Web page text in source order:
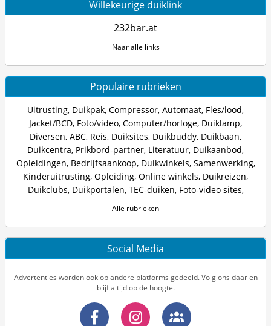
Willekeurige duiklink
232bar.at
Naar alle links
Populaire rubrieken
Uitrusting, Duikpak, Compressor, Automaat, Fles/lood,
Jacket/BCD, Foto/video, Computer/horloge, Duiklamp,
Diversen, ABC, Reis, Duiksites, Duikbuddy, Duikbaan,
Duikcentra, Prikbord-partner, Literatuur, Duikaanbod,
Opleidingen, Bedrijfsaankoop, Duikwinkels, Samenwerking,
Kinderuitrusting, Opleiding, Online winkels, Duikreizen,
Duikclubs, Duikportalen, TEC-duiken, Foto-video sites,
Alle rubrieken
Social Media
Advertenties worden ook op andere platforms gedeeld. Volg ons daar en
blijf altijd op de hoogte.